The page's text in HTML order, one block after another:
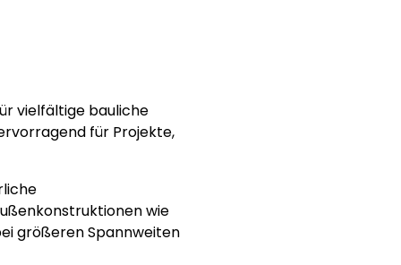
vielfältige bauliche
für Projekte,
wie
größeren Spannweiten